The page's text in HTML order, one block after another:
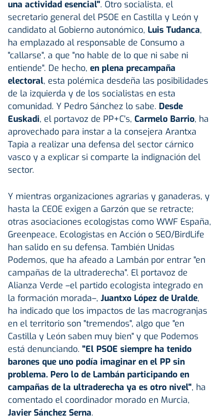
una actividad esencial". Otro socialista, el
secretario general del PSOE en Castilla y León y
candidato al Gobierno autonómico, Luis Tudanca,
ha emplazado al responsable de Consumo a
"callarse", a que "no hable de lo que ni sabe ni
entiende". De hecho, en plena precampaña
electoral, esta polémica desdeña las posibilidades
de la izquierda y de los socialistas en esta
comunidad. Y Pedro Sánchez lo sabe. Desde
Euskadi, el portavoz de PP+C's, Carmelo Barrio, ha
aprovechado para instar a la consejera Arantxa
Tapia a realizar una defensa del sector cárnico
vasco y a explicar si comparte la indignación del
sector.
Y mientras organizaciones agrarias y ganaderas, y
hasta la CEOE exigen a Garzón que se retracte;
otras asociaciones ecologistas como WWF España,
Greenpeace, Ecologistas en Acción o SEO/BirdLife
han salido en su defensa. También Unidas
Podemos, que ha afeado a Lambán por entrar "en
campañas de la ultraderecha". El portavoz de
Alianza Verde –el partido ecologista integrado en
la formación morada–, Juantxo López de Uralde,
ha indicado que los impactos de las macrogranjas
en el territorio son "tremendos", algo que "en
Castilla y León saben muy bien" y que Podemos
está denunciando. "El PSOE siempre ha tenido
barones que uno podía imaginar en el PP sin
problema. Pero lo de Lambán participando en
campañas de la ultraderecha ya es otro nivel", ha
comentado el coordinador morado en Murcia,
Javier Sánchez Serna.